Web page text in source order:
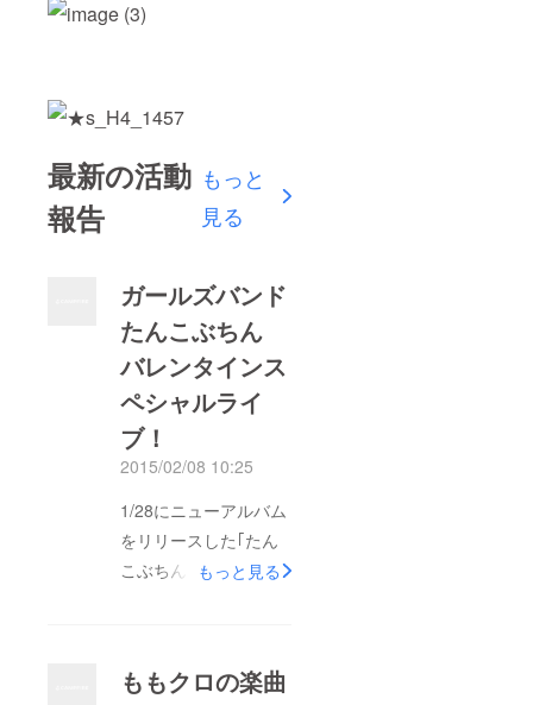
最新の活動
報告
もっと
見る
ガールズバンド
たんこぶちん
バレンタインス
ペシャルライ
ブ！
2015/02/08 10:25
1/28にニューアルバム
をリリースした｢たん
こぶちん｣のスペシャ
クーアガーデンステー
もっと見る
ももクロの楽曲